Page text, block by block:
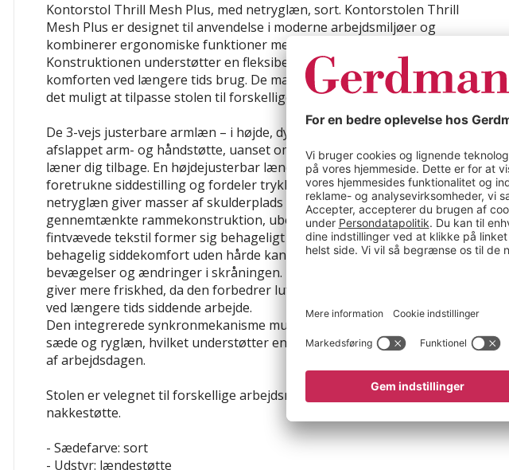
Kontorstol Thrill Mesh Plus, med netryglæn, sort. Kontorstolen Thrill
Mesh Plus er designet til anvendelse i moderne arbejdsmiljøer og
kombinerer ergonomiske funktioner med et åndbart netryglæn.
Konstruktionen understøtter en fleksibel siddestilling og fremmer
komforten ved længere tids brug. De mange indstillingsmuligheder gør
det muligt at tilpasse stolen til forskellige brugerbehov.
De 3-vejs justerbare armlæn – i højde, dybde og drejning – giver en
afslappet arm- og håndstøtte, uanset om du taster, taler i telefon eller
læner dig tilbage. En højdejusterbar lændestøtte tilpasser sig din
foretrukne siddestilling og fordeler trykket jævnt på ryggen. Det brede
netryglæn giver masser af skulderplads og forhindrer, takket være den
gennemtænkte rammekonstruktion, ubehagelige trykpunkter. Det
fintvævede tekstil former sig behageligt efter kroppen og sikrer en
behagelig siddekomfort uden hårde kanter – også ved hyppige
bevægelser og ændringer i skråningen. Den perforerede lændestøtte
giver mere friskhed, da den forbedrer luftcirkulationen og øger komforten
ved længere tids siddende arbejde.
Den integrerede synkronmekanisme muliggør koordineret bevægelse af
sæde og ryglæn, hvilket understøtter en dynamiske siddestillinger i løbet
af arbejdsdagen.
Stolen er velegnet til forskellige arbejdsmiljøer og fås med eller uden
nakkestøtte.
- Sædefarve: sort
- Udstyr: lændestøtte